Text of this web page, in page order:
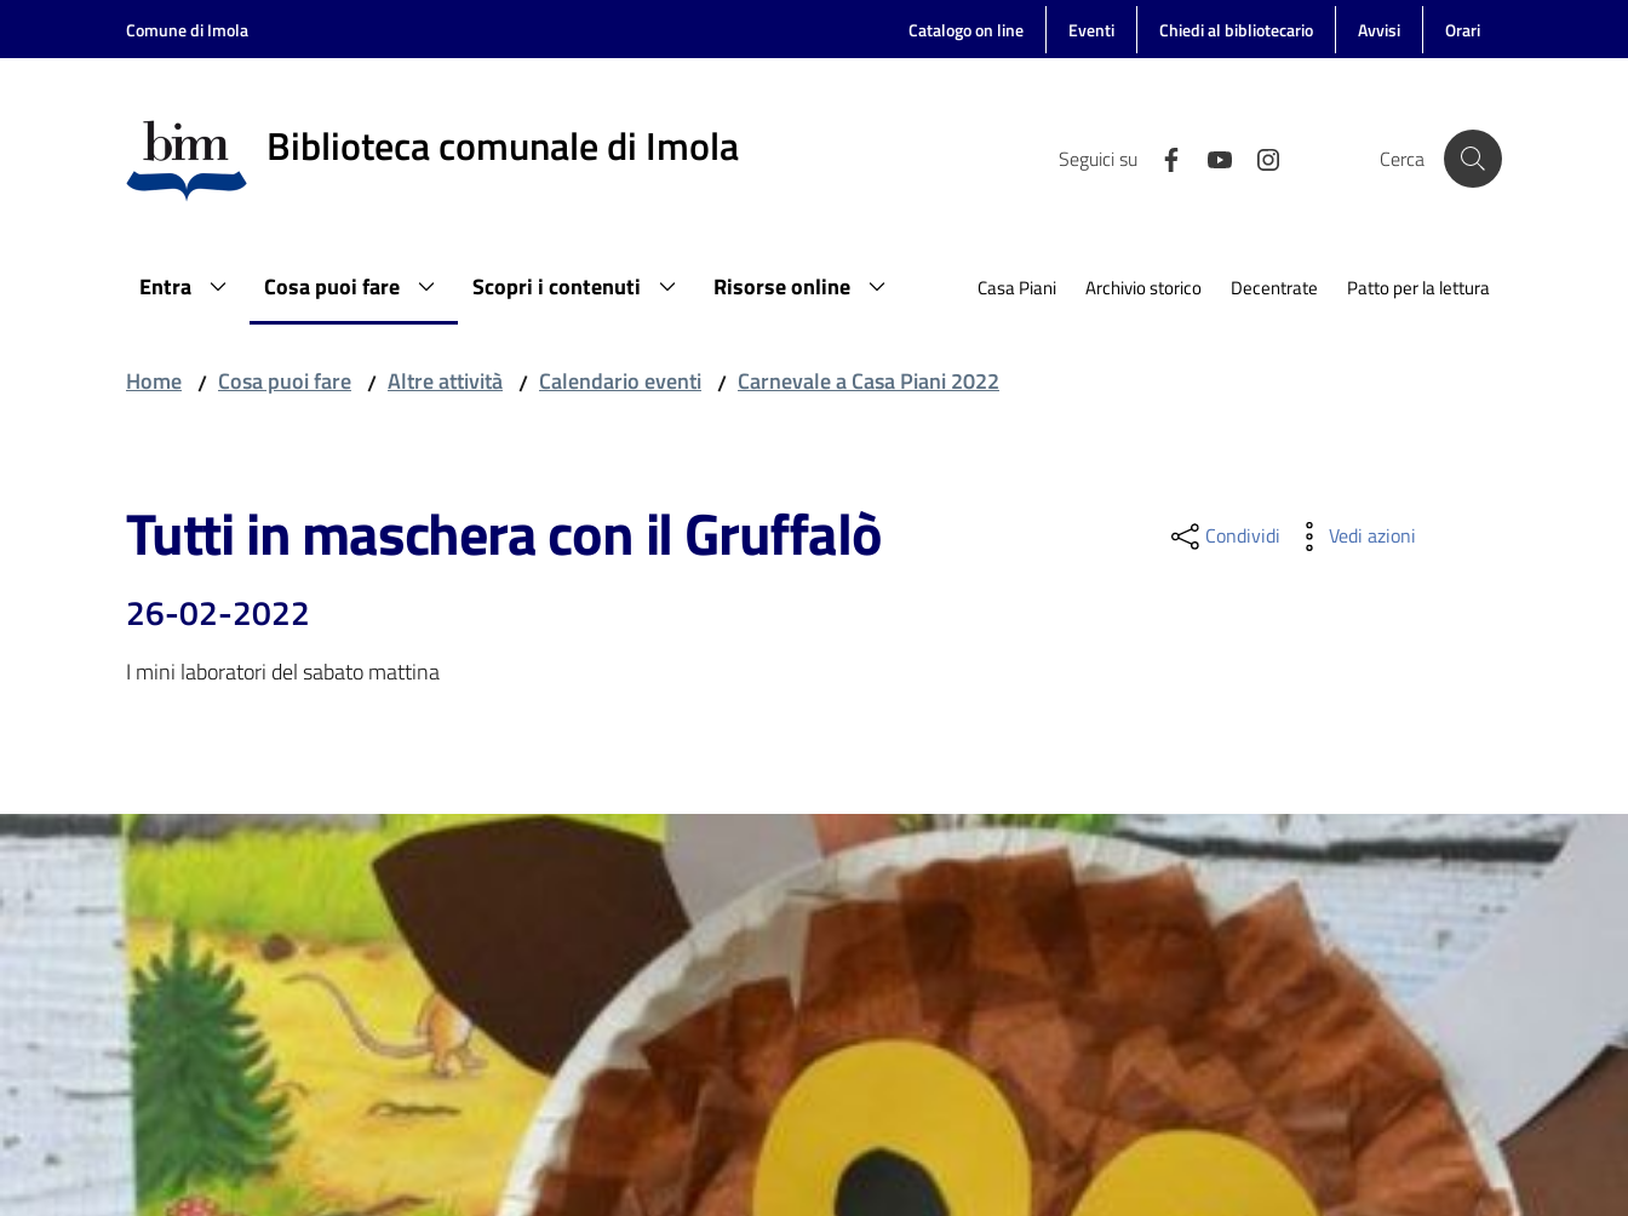
Vai al contenuto
Vai alla navigazione
Comune di Imola Catalogo on line Eventi Chiedi al bibliotecario Avvisi Orari
Biblioteca comunale di Imola Seguici su Cerca
Entra Cosa puoi fare Scopri i contenuti Risorse online Casa Piani Archivio storico Decentrate Patto per la lettura
Home / Cosa puoi fare / Altre attività / Calendario eventi / Carnevale a Casa Piani 2022
Tutti in maschera con il Gruffalò
26-02-2022
I mini laboratori del sabato mattina
Condividi Vedi azioni